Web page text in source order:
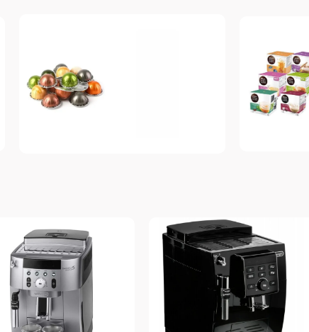
системы Nespresso
Vertuo
Перейти
Подробнее